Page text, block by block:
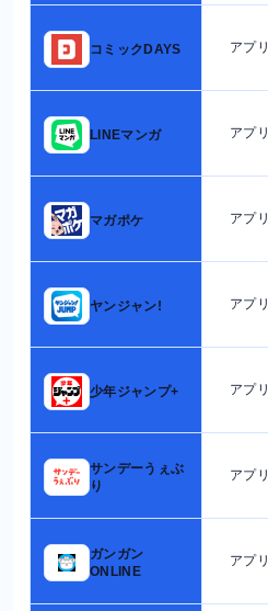
コミックDAYS アプリ
LINEマンガ アプリ
マガポケ アプリ
ヤンジャン! アプリ
少年ジャンプ+ アプリ
サンデーうぇぶ
り
アプリ
ガンガン
ONLINE
アプリ